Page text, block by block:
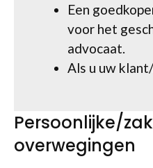
Een
voor het
advocaat.
Als u uw
Persoonlijke/
overwegingen